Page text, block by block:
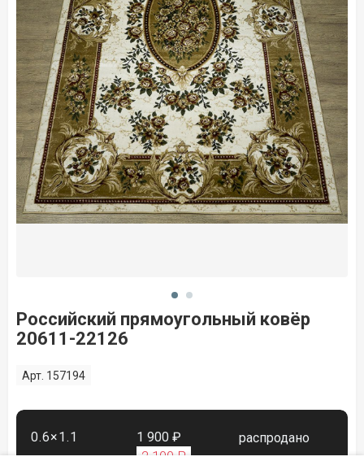
Российский прямоугольный ковёр
20611-22126
Арт. 157194
0.6×1.1 1 900 ₽
2 100 ₽
распродано